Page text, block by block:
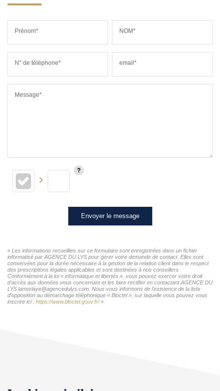
Prénom* NOM*
N° de téléphone* email*
Message*
Envoyer le message
« Les informations recueillies sur ce formulaire sont enregistrées dans un fichier
informatisé par AGENCE DU LYS pour gérer votre demande de contact. Elles sont
conservées pour la durée nécessaire à la gestion de la relation client dans le respect
des prescriptions légales applicables et sont destinées à nos conseillers
Conformément à la loi « informatique et libertés », vous pouvez exercer votre droit
d'accès aux données vous concernant et les faire rectifier en contactant AGENCE DU
LYS lamorlaye@agencedulys.com. Nous vous informons de l'existence de la liste
d'opposition au démarchage téléphonique « Bloctel », sur laquelle vous pouvez vous
inscrire ici : https://www.bloctel.gouv.fr/»